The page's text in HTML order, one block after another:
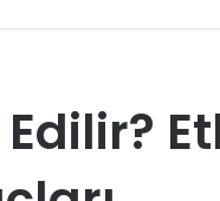
(Kronik